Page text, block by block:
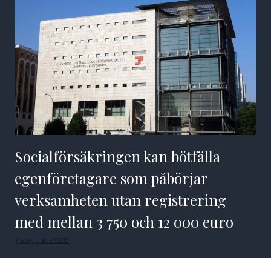
Socialförsäkringen kan bötfälla
egenföretagare som påbörjar
verksamheten utan registrering
med mellan 3 750 och 12 000 euro
7 augusti 2026